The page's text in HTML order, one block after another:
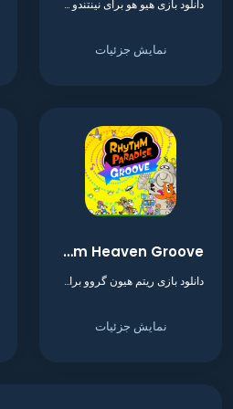
دانلود بازی هیو هو برای نینتندو سوییچ
نمایش جزئیات
Rhythm Heaven Groove
دانلود بازی ریتم هیون گروو برای نینتندو سوییچ
نمایش جزئیات